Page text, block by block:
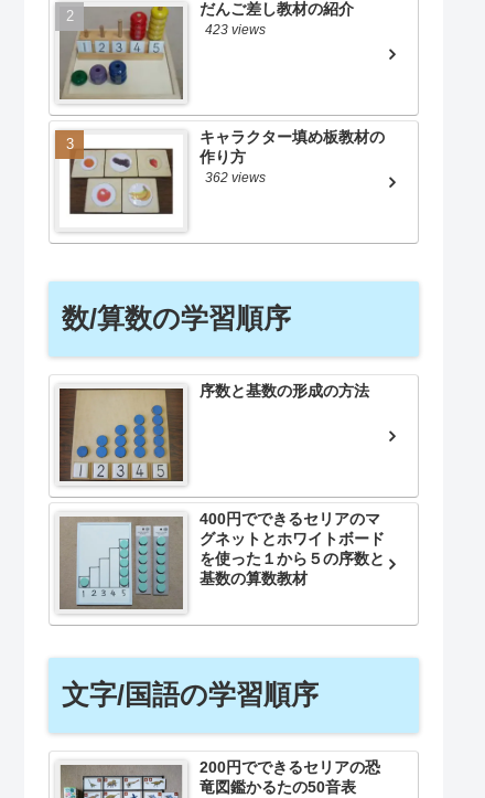
だんご差し教材の紹介
423 views
キャラクター填め板教材の
作り方
362 views
数/算数の学習順序
序数と基数の形成の方法
400円でできるセリアのマ
グネットとホワイトボード
を使った１から５の序数と
基数の算数教材
文字/国語の学習順序
200円でできるセリアの恐
竜図鑑かるたの50音表